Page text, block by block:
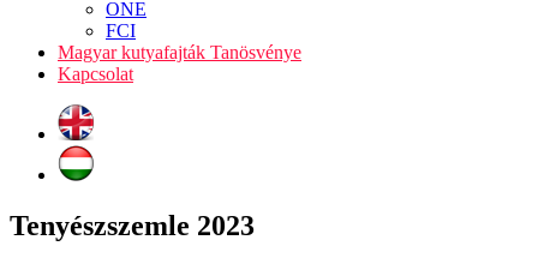
ONE
FCI
Magyar kutyafajták Tanösvénye
Kapcsolat
Tenyészszemle 2023